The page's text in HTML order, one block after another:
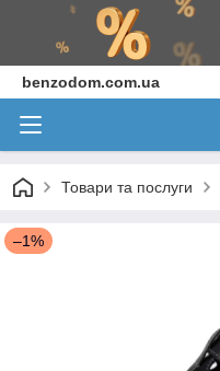
benzodom.com.ua
Товари та послуги
–1%